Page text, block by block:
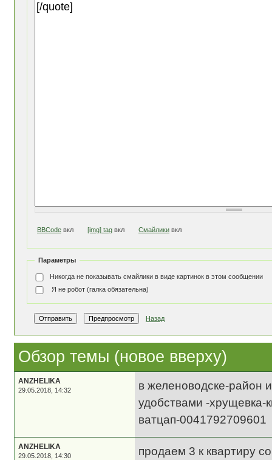
BBCode вкл [img] tag вкл Смайлики вкл
Параметры
Никогда не показывать смайлики в виде картинок в этом сообщении
Я не робот (галка обязательна)
Назад
Обзор темы (новое вверху)
ANZHELIKA
29.05.2018, 14:32
в желеноводске-район
удобствами -
ватцап-0041792709601
ANZHELIKA
29.05.2018, 14:30
продаем 3 к квартиру